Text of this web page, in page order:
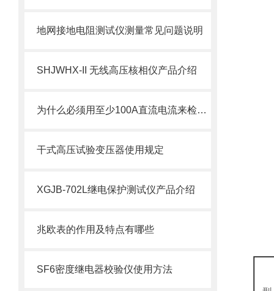
地网接地电阻测试仪测量常见问题说明
SHJWHX-II 无线高压核相仪产品介绍
为什么必须用至少100A直流电流来检测开关回路电阻
干式高压试验变压器使用规定
XGJB-702L继电保护测试仪产品介绍
兆欧表的作用及特点有哪些
SF6密度继电器校验仪使用方法